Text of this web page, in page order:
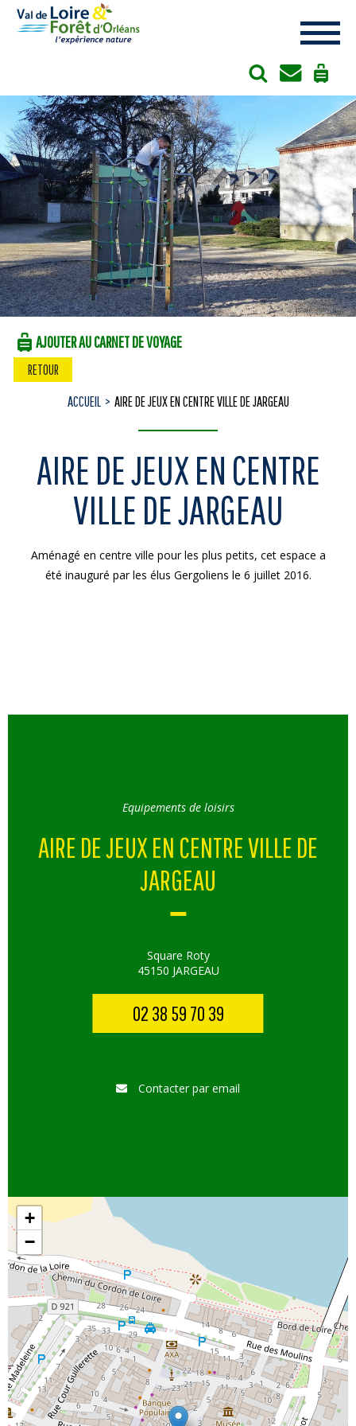
AJOUTER AU CARNET DE VOYAGE
RETOUR
ACCUEIL AIRE DE JEUX EN CENTRE VILLE DE JARGEAU
AIRE DE JEUX EN CENTRE
VILLE DE JARGEAU
Aménagé en centre ville pour les plus petits, cet espace a
été inauguré par les élus Gergoliens le 6 juillet 2016.
Equipements de loisirs
AIRE DE JEUX EN CENTRE VILLE DE
JARGEAU
Square Roty
45150 JARGEAU
02 38 59 70 39
Contacter par email
+
−
Cookies management panel